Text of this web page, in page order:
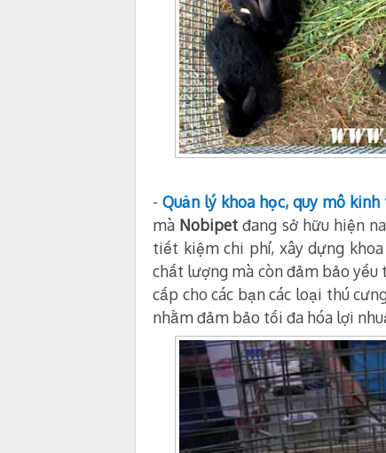
- Quản lý khoa học, quy mô
mà Nobipetđang sở hữu hiện
tiết kiệm chi phí, xây dựng khoa
chất lượng mà còn đảm bảo yếu
cấp cho các bạn các loại thú
nhằm đảm bảo tối đa hóa lợi